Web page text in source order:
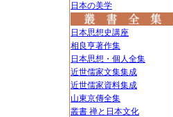
日本の美学
日本思想史講座
相良亨著作集
日本思想・個人全集
近世儒家文集集成
近世儒家資料集成
山東京傳全集
叢書 禅と日本文化